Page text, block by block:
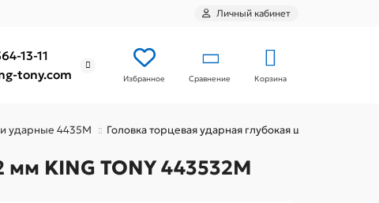
Личный кабинет
13-11
tony.com
Избранное Сравнение Корзина
ударные 4435M Головка торцевая ударная глубокая шестигранная
KING TONY 443532M